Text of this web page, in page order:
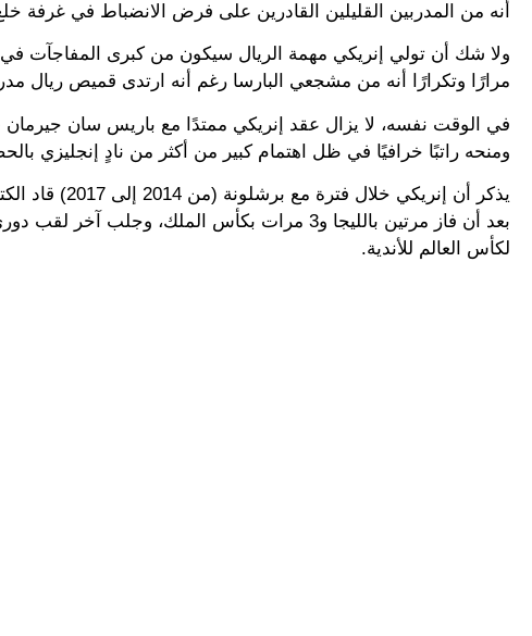
أنه من المدربين القليلين القادرين على فرض الانضباط في غرفة
ولا شك أن تولي إنريكي مهمة الريال سيكون من كبرى المفاجآت
مرارًا وتكرارًا أنه من مشجعي البارسا رغم أنه ارتدى قميص ريال
ومنحه راتبًا خرافيًا في ظل اهتمام كبير من أكثر من نادٍ إنجليزي
بعد أن فاز مرتين بالليجا و3 مرات بكأس الملك،
لكأس العالم للأندية.